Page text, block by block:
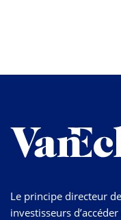
Le principe directeur
investisseurs